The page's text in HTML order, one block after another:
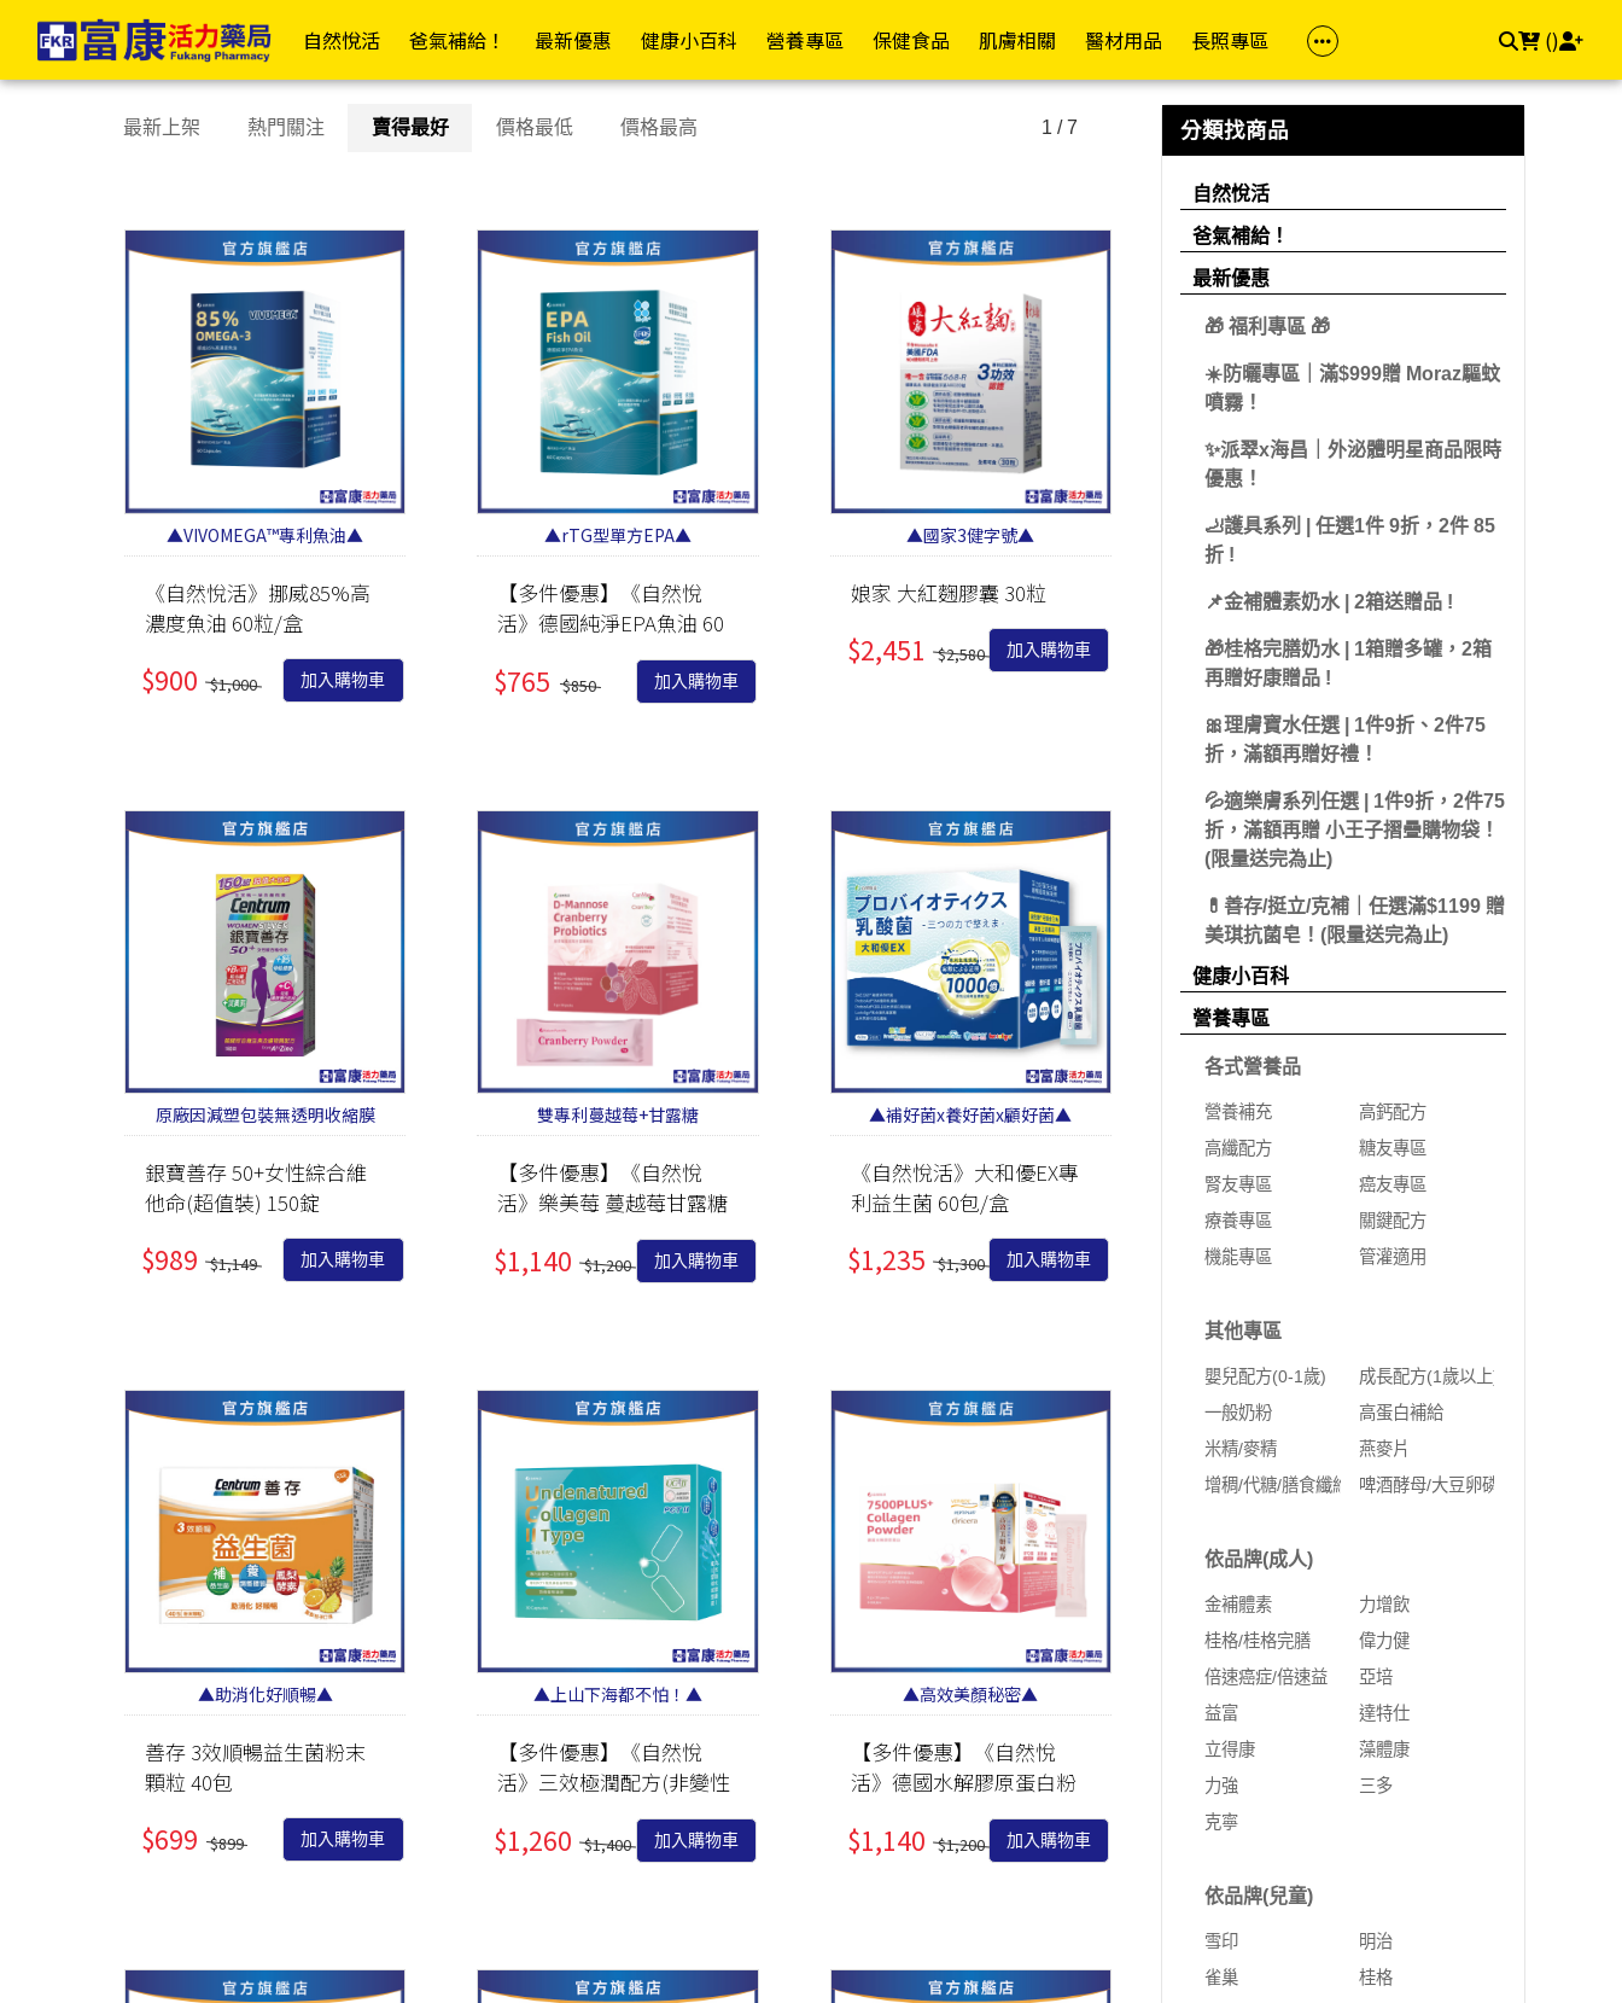
依品牌 | 富康活力藥局購物商城
自然悅活 爸氣補給！ 最新優惠 健康小百科 營養專區
各式營養品
高鈣配方
高纖配方
糖友專區
腎友專區
癌友專區
療養專區
關鍵配方
機能專區
管灌適用
成長配方(1歲以上)
高蛋白補給
增稠/代糖/膳食纖維
依品牌(成人)
力增飲
桂格/桂格完膳
倍速癌症/倍速益
達特仕
力強
三多
依品牌(兒童)
桂格
亞培
新諾兒
兒童補體素
保健食品
依功能
促進代謝
防禦升級
康復調理
補氣養身
舒緩潤喉
消化舒暢
窈窕美型
舒敏防護
明亮視界
關鍵靈活
日常舒緩
紓壓好眠
養顏美容
雄風再現
強健法絲
代謝結晶
維生素D/E/K
綜合維生素/礦物質
魚油/EPA/DHA/磷蝦油
納豆紅麴/苦瓜胜
鈣/葡萄糖胺/UCII
葉黃素/蝦紅素/山桑
棗精/人蔘/雞精
益生菌/乳酸菌/酵素
朝鮮薊/薑黃/牛樟芝/
蔓越莓/膠原蛋白/葉
酸/鐵/NMN
大豆異黃酮/琉璃苣油/
月見草油/聖潔莓/肌醇
葡聚多醣/紫錐菊/乳鐵
依族群
女性專區
依品牌
自然悅活
精準富康
善存/挺立/克補
Hi-Q 褐抑定
悠活原力
維格VITA-VIGOR
美孕佳
桂格
三多
娘家
皇鼎
Sakuyo
Dr.優護力/優沛樂
佳兒樂
肌膚相關
依品牌
Kamedis 卡媚迪施
La Roche-Posay 理膚
寶水
CeraVe 適樂膚
Pharmaceris 法瑪仕
Cavaillès 卡維亞
Cetaphil 舒特膚
HandsWork 手護適
PEZRI 派翠
MGRs 海昌
Mentholatum 曼秀雷
敦
醫材用品
居家衛材
OK繃/防水繃
紗布/人工皮/敷料
防水貼/防水薄膜
透氣膠帶/矽膠帶/繃帶
棉(花)棒/棉球/壓舌板
美容膠/疤痕/傷口護理
酒精棉片/優碘棉片
家用醫療包
日常護理
假牙清潔/黏著
退熱貼/冰敷袋
塑膠手套/檢診手套
藥盒/餵藥器/切藥器
隱形眼鏡/眼周用品
體重計/體脂計
護具專區
護肘
護腰
護膝
護踝
防護專區
酒精/消毒用品
長照專區
黏貼型
替換式尿片
行動復能
輪椅B款
輪椅坐墊
助行器
助步車
散步車
四腳拐
手杖/拐杖
行動輔助
居家照顧
馬桶椅
洗澡椅
浴廁輔助
照顧床
()
最新上架 熱門關注 賣得最好 價格最低 價格最高 1 / 7
▲VIVOMEGA™️專利魚油▲
《自然悅活》挪威85%高
濃度魚油 60粒/盒
$900 $1,000 加入購物車
▲rTG型單方EPA▲
【多件優惠】《自然悅
活》德國純淨EPA魚油 60
$765 $850 加入購物車
▲國家3健字號▲
娘家 大紅麴膠囊 30粒
$2,451 $2,580 加入購物車
原廠因減塑包裝無透明收縮膜
銀寶善存 50+女性綜合維
他命(超值裝) 150錠
$989 $1,149 加入購物車
雙專利蔓越莓+甘露糖
【多件優惠】《自然悅
活》樂美莓 蔓越莓甘露糖
$1,140 $1,200 加入購物車
▲補好菌x養好菌x顧好菌▲
《自然悅活》大和優EX專
利益生菌 60包/盒
$1,235 $1,300 加入購物車
▲助消化好順暢▲
善存 3效順暢益生菌粉末
顆粒 40包
$699 $899 加入購物車
▲上山下海都不怕！▲
【多件優惠】《自然悅
活》三效極潤配方(非變性
二型膠原蛋白) 30粒/盒
$1,260 $1,400 加入購物車
▲高效美顏秘密▲
【多件優惠】《自然悅
活》德國水解膠原蛋白粉
(水蜜桃風味) 30入/盒
$1,140 $1,200 加入購物車
分類找商品
自然悅活
爸氣補給！
最新優惠
🎁 福利專區 🎁
☀️防曬專區｜滿$999贈 Moraz驅蚊
噴霧！
✨派翠x海昌｜外泌體明星商品限時
優惠！
🦶護具系列 | 任選1件 9折，2件 85
折 !
📌金補體素奶水 | 2箱送贈品 !
🎁桂格完膳奶水 | 1箱贈多罐，2箱
再贈好康贈品 !
🎀理膚寶水任選 | 1件9折、2件75
折，滿額再贈好禮！
💦適樂膚系列任選 | 1件9折，2件75
折，滿額再贈 小王子摺疊購物袋！
(限量送完為止)
💊善存/挺立/克補｜任選滿$1199 贈
美琪抗菌皂！(限量送完為止)
健康小百科
營養專區
各式營養品
營養補充
高鈣配方
高纖配方
糖友專區
腎友專區
癌友專區
療養專區
關鍵配方
機能專區
管灌適用
其他專區
嬰兒配方(0-1歲)
成長配方(1歲以上)
一般奶粉
高蛋白補給
米精/麥精
燕麥片
增稠/代糖/膳食纖維
啤酒酵母/大豆卵磷脂
依品牌(成人)
金補體素
力增飲
桂格/桂格完膳
偉力健
倍速癌症/倍速益
亞培
益富
達特仕
立得康
藻體康
力強
三多
克寧
依品牌(兒童)
雪印
明治
雀巢
桂格